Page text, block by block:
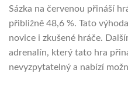
Sázka na červenou přináší
přibližně 48,6 %. Tato
novice i zkušené hráče.
adrenalín, který tato hra
nevyzpytatelný a nabízí